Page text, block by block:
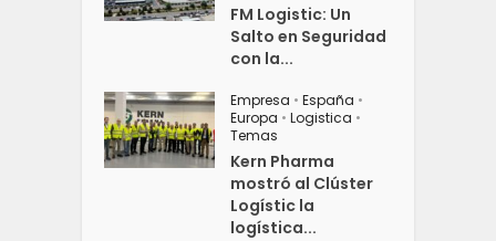
FM Logistic: Un
Salto en Seguridad
con la...
Empresa • España •
Europa • Logistica •
Temas
Kern Pharma
mostró al Clúster
Logístic la
logística...